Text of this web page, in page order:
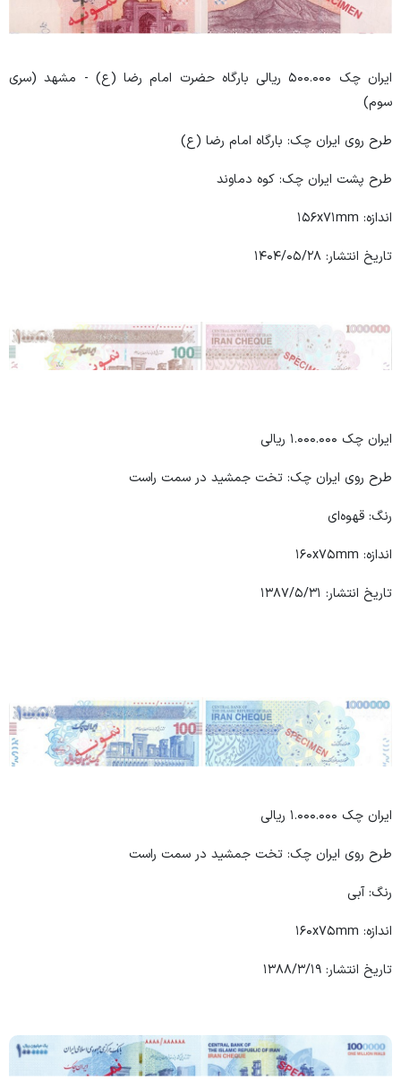
ایران چک ۵۰۰.۰۰۰ ریالی بارگاه حضرت امام رضا (ع) - مشهد (سری
سوم)
طرح روی ایران چک: بارگاه امام رضا (ع)
طرح پشت ایران چک: کوه دماوند
اندازه: ۱۵۶x۷۱mm
تاریخ انتشار: ۱۴۰۴/۰۵/۲۸
ایران چک ۱.۰۰۰.۰۰۰ ریالی
طرح روی ایران چک: تخت جمشید در سمت راست
رنگ: قهوه‌ای
اندازه: ۱۶۰x۷۵mm
تاریخ انتشار: ۱۳۸۷/۵/۳۱
ایران چک ۱.۰۰۰.۰۰۰ ریالی
طرح روی ایران چک: تخت جمشید در سمت راست
رنگ: آبی
اندازه: ۱۶۰x۷۵mm
تاریخ انتشار: ۱۳۸۸/۳/۱۹